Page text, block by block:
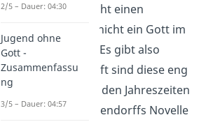
aus christlicher Sicht einen
Glauben, bei dem nicht ein Gott im
Mittelpunkt steht. Es gibt also
mehrere Götter. Oft sind diese eng
mit der
und den Jahreszeiten
verbunden. In Eichendorffs Novelle
2/5 – Dauer: 04:30
Jugend ohne
Gott -
Zusammenfassu
ng
3/5 – Dauer: 04:57